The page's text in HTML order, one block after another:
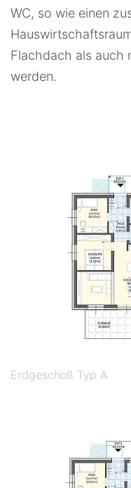
WC, so wie einen
Flachdach als auch
werden.
Erdgeschoß Typ A